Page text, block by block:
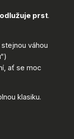
prst.
váhou
ať se moc
klasiku.